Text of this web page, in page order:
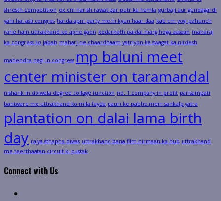
shresth competition ex cm harish rawat par putr ka hamla gurbaji aur gundagardi
yahi hai asli congres harda apni party me hi kyun haar daa kab cm yogi pahunch
rahe hain uttrakhand ke apne gaon kedarnath paidal marg hoga aasaan maharaj
ka congress ko jabab maharj ne chaardhaam yatriyon ke swagat ka nirdesh
mahendra negi in congress mp baluni meet
center minister on taramandal
nishank in doiwala degree collage function no. 1 company in profit parisampati
bantware me uttrakhand ko mila fayda pauri ke pabho mein sankalp yatra
plantation on dalai lama birth
day rajya sthapna diwas uttrakhand bana film nirmaan ka hub uttrakhand
me teerthaatan circuit ki pustak
Connect with Us